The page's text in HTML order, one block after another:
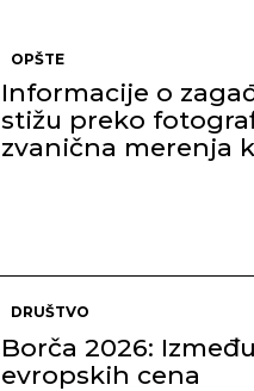
OPŠTE
Informacije o
stižu preko
zvanična merenja
DRUŠTVO
Borča 2026:
evropskih cena